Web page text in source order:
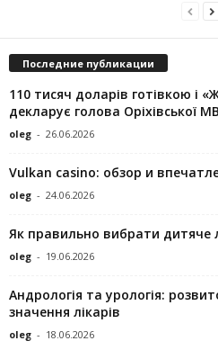
Последние публикации
110 тисяч доларів готівкою і
декларує голова Оріхівської
oleg - 26.06.2026
Vulkan casino: обзор и
oleg - 24.06.2026
Як правильно вибрати дитяче
oleg - 19.06.2026
Андрологія та урологія:
значення лікарів
oleg - 18.06.2026